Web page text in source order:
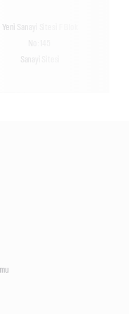
Yeni̇ Sanayi̇ Si̇tesi̇ F Blok
Sanayi̇ Si̇tesi̇